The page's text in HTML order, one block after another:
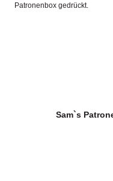
Sam`s